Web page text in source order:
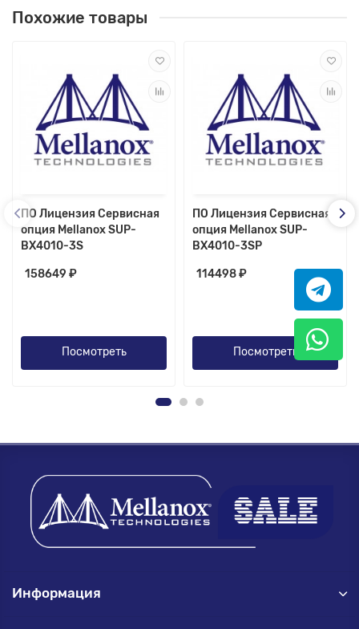
Похожие товары
ПО Лицензия Сервисная
опция Mellanox SUP-
BX4010-3S
158649 ₽
Посмотреть
ПО Лицензия Сервисная
опция Mellanox SUP-
BX4010-3SP
114498 ₽
Посмотреть
Информация